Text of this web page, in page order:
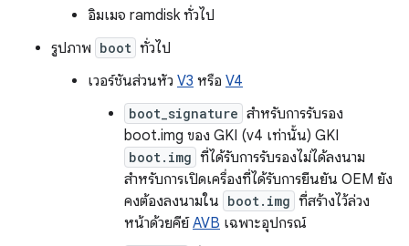
อิมเมจ ramdisk ทั่วไป
รูปภาพ boot ทั่วไป
เวอร์ชันส่วนหัว V3 หรือ V4
boot_signature สำหรับการรับรอง
boot.img ของ GKI (v4 เท่านั้น) GKI
boot.img ที่ได้รับการรับรองไม่ได้ลงนาม
สำหรับการเปิดเครื่องที่ได้รับการยืนยัน OEM ยัง
คงต้องลงนามใน boot.img ที่สร้างไว้ล่วง
หน้าด้วยคีย์AVB เฉพาะอุปกรณ์